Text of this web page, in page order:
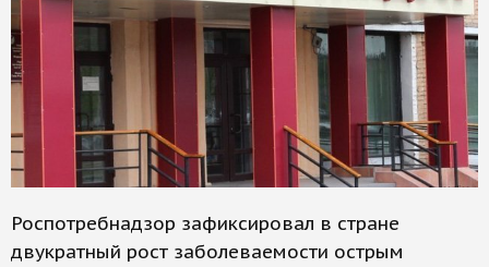
Роспотребнадзор зафиксировал в стране
двукратный рост заболеваемости острым